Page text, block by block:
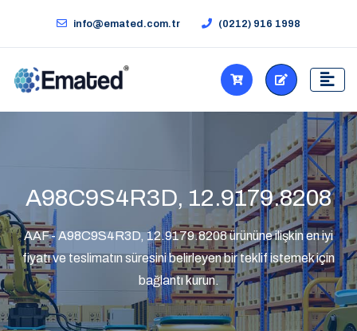
info@emated.com.tr (0212) 916 1998
A98C9S4R3D, 12.9179.8208
AAF - A98C9S4R3D, 12.9179.8208 ürününe ilişkin en iyi
fiyatı ve teslimatın süresini belirleyen bir teklif istemek için
bağlantı kurun.